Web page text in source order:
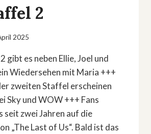
2
2025
gibt es neben Ellie, Joel und
Wiedersehen mit Maria +++
zweiten Staffel erscheinen
Sky und WOW +++ Fans
zwei Jahren auf die
„The Last of Us“. Bald ist das